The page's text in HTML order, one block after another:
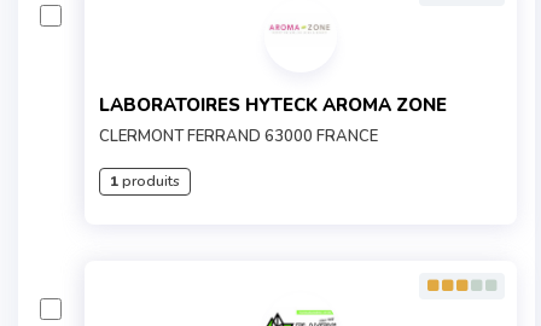
LABORATOIRES HYTECK AROMA ZONE
CLERMONT FERRAND 63000 FRANCE
1produits